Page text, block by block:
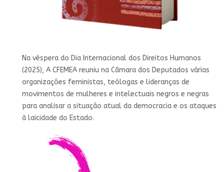
Na véspera do Dia Internacional dos Direitos Humanos
(2025), A CFEMEA reuniu na Câmara dos Deputados várias
organizações feministas, teólogas e lideranças de
movimentos de mulheres e intelectuais negros e negras
para analisar a situação atual da democracia e os ataques
à laicidade do Estado.